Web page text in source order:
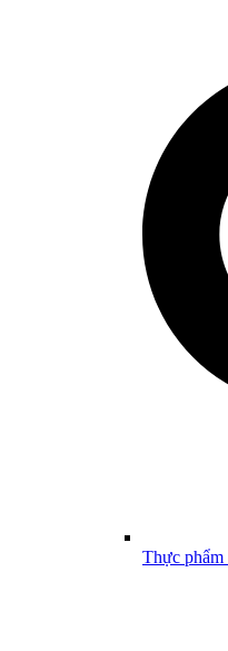
Thực phẩm